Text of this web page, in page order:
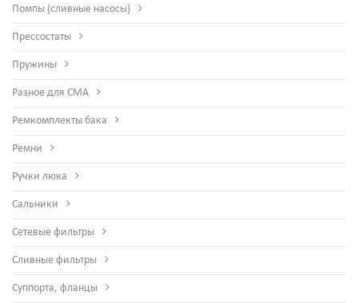
Помпы (сливные насосы)
Прессостаты
Пружины
Разное для СМА
Ремкомплекты бака
Ремни
Ручки люка
Сальники
Сетевые фильтры
Сливные фильтры
Суппорта, фланцы